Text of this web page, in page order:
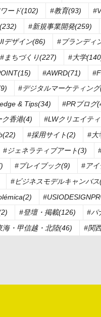
ード(102) #教育(93)
#新規事業開発(259)
デザイン(86) #ブランディ
#まちづくり(227) #大学
#AWRD(71)
#デジタルマーケティン
& Tips(34) #PRブログ
ク香港(4) #LWクリエイテ
#採用サイト(2) #大
#ジェネラティブアート(3)
#プレイブック(9) #ア
#ビジネスモデルキャンバス
#登壇・掲載(126) #パ
海・甲信越・北陸(46) #関